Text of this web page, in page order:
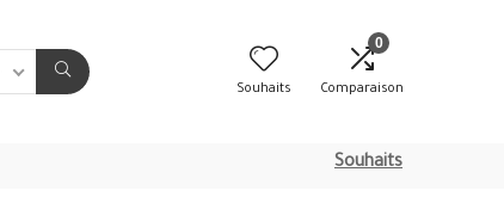
Souhaits
0
Comparaison
Souhaits